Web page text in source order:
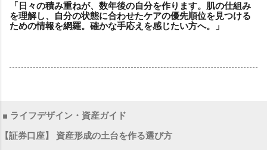
「日々の積み重ねが、数年後の自分を作ります。肌の仕組み
を理解し、自分の状態に合わせたケアの優先順位を見つける
ための情報を網羅。確かな手応えを感じたい方へ。」
■ ライフデザイン・資産ガイド
【証券口座】 資産形成の土台を作る選び方